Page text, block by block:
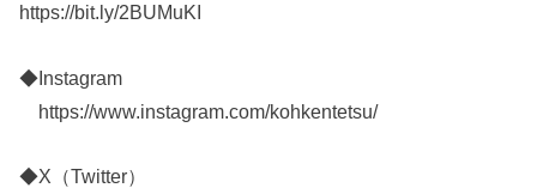
https://bit.ly/2BUMuKI
◆Instagram
https://www.instagram.com/kohkentetsu/
◆X（Twitter）